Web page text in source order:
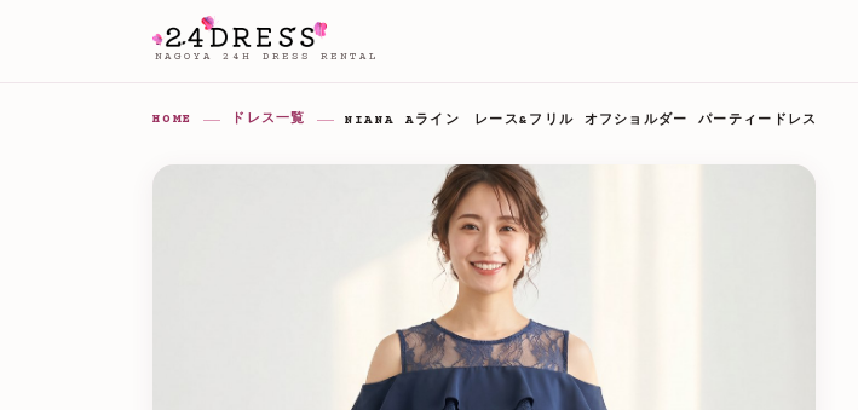
NAGOYA 24H DRESS RENTAL
HOME ドレス一覧 NIANA Aライン レース&フリル オフショルダー パーティードレス